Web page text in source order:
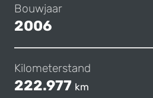
Bouwjaar
2006
Kilometerstand
222.977 km